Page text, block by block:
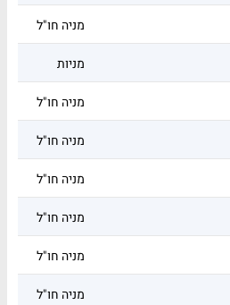
מניה חו"ל
מניות
מניה חו"ל
מניה חו"ל
מניה חו"ל
מניה חו"ל
מניה חו"ל
מניה חו"ל